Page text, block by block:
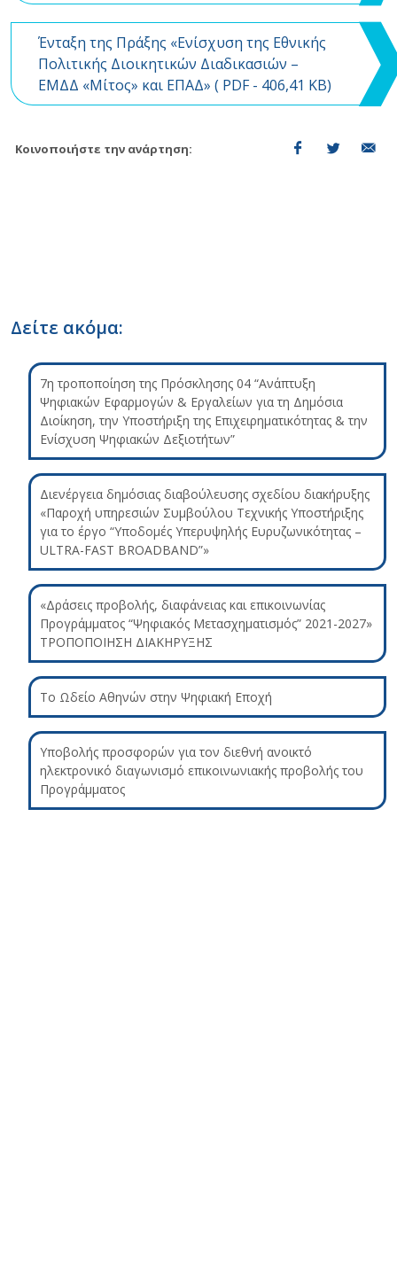
Ένταξη της Πράξης «Ενίσχυση της Εθνικής
Πολιτικής Διοικητικών Διαδικασιών –
ΕΜΔΔ «Μίτος» και ΕΠΑΔ» ( PDF- 406,41 KB)
Κοινοποιήστε την ανάρτηση:
Δείτε ακόμα:
7η τροποποίηση της Πρόσκλησης 04 “Ανάπτυξη
Ψηφιακών Εφαρμογών & Εργαλείων για τη Δημόσια
Διοίκηση, την Υποστήριξη της Επιχειρηματικότητας & την
Ενίσχυση Ψηφιακών Δεξιοτήτων”
Διενέργεια δημόσιας διαβούλευσης σχεδίου διακήρυξης
«Παροχή υπηρεσιών Συμβούλου Τεχνικής Υποστήριξης
για το έργο “Υποδομές Υπερυψηλής Ευρυζωνικότητας –
ULTRA-FAST BROADBAND”»
«Δράσεις προβολής, διαφάνειας και επικοινωνίας
Προγράμματος “Ψηφιακός Μετασχηματισμός” 2021-2027»
ΤΡΟΠΟΠΟΙΗΣΗ ΔΙΑΚΗΡΥΞΗΣ
Το Ωδείο Αθηνών στην Ψηφιακή Εποχή
Υποβολής προσφορών για τον διεθνή ανοικτό
ηλεκτρονικό διαγωνισμό επικοινωνιακής προβολής του
Προγράμματος